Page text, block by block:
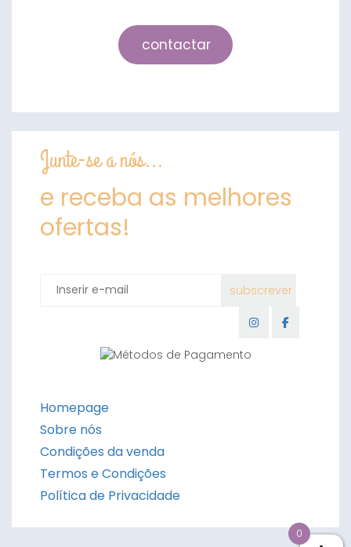
contactar
Junte-se a nós...
e receba as melhores
ofertas!
Homepage
Sobre nós
Condições da venda
Termos e Condições
Política de Privacidade
0